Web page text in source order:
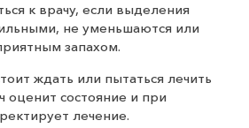
к врачу, если выделения
не уменьшаются или
запахом.
ждать или пытаться лечить
оценит состояние и при
лечение.